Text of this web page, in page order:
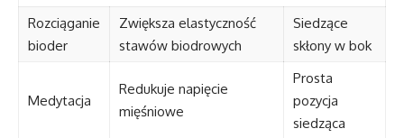
Rozciąganie
bioder
Zwiększa elastyczność
stawów biodrowych
Siedzące
skłony w bok
Medytacja
Redukuje napięcie
mięśniowe
Prosta
pozycja
siedząca